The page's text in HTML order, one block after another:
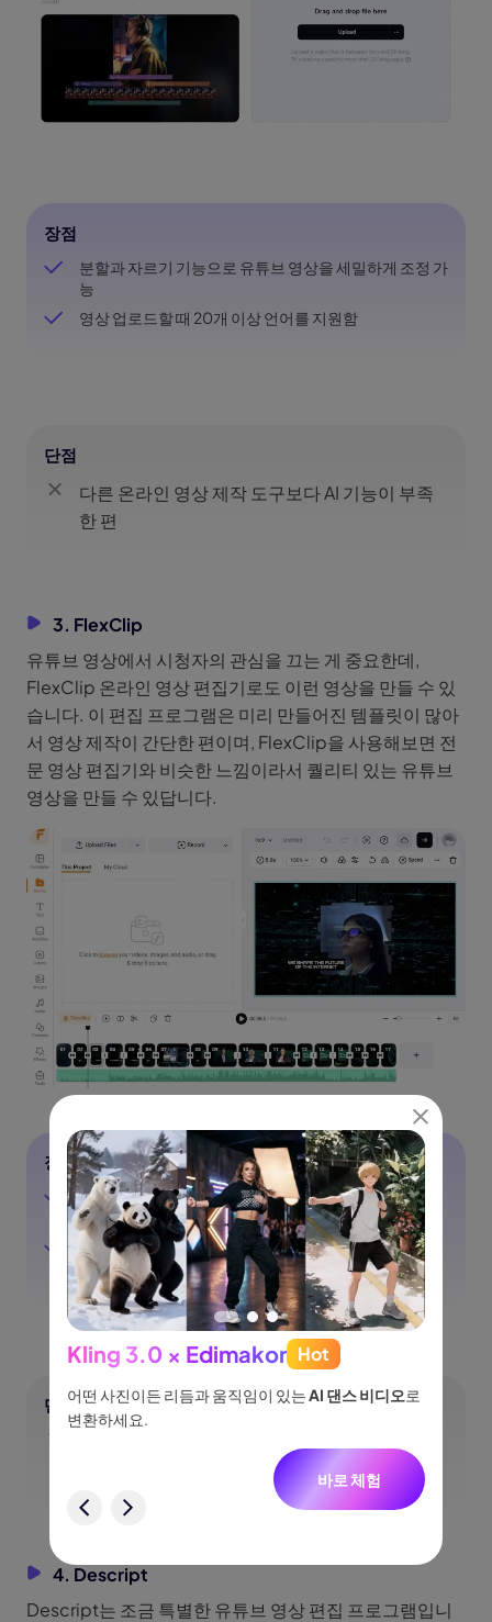
장점
분할과 자르기 기능으로 유튜브 영상을 세밀하게 조정 가
능
영상 업로드할 때 20개 이상 언어를 지원함
단점
다른 온라인 영상 제작 도구보다 AI 기능이 부족
한 편
3. FlexClip
유튜브 영상에서 시청자의 관심을 끄는 게 중요한데,
FlexClip 온라인 영상 편집기로도 이런 영상을 만들 수 있
습니다. 이 편집 프로그램은 미리 만들어진 템플릿이 많아
서 영상 제작이 간단한 편이며, FlexClip을 사용해보면 전
문 영상 편집기와 비슷한 느낌이라서 퀄리티 있는 유튜브
영상을 만들 수 있답니다.
장점
독특한 미디어 콘텐츠를 만들어주는 AI 영상 및 이미지
생성 도구 제공
타임라인 편집으로 영상 클립을 템플릿에 쉽게 넣을 수
있음
단점
4. Descript
Descript는 조금 특별한 유튜브 영상 편집 프로그램입니
Kling 3.0 × Edimakor Hot
어떤 사진이든 리듬과 움직임이 있는AI 댄스 비디오로
변환하세요.
바로 체험